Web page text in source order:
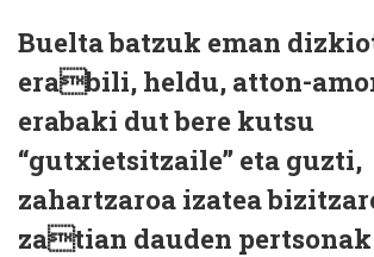
Buelta batzuk eman
erabili, heldu, atton-
erabaki dut bere kutsu
“gutxietsitzaile” eta guzti,
zahartzaroa izatea
zatian dauden pertsonak